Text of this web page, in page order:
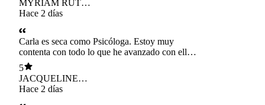
MYRIAM RUTH
SCHWAZENBERG
Hace 2 días
Carla es seca como Psicóloga. Estoy muy
contenta con todo lo que he avanzado con ella.
De verdad la recomiendo al 100%.
5
JACQUELINE
CIFUENTES
Hace 2 días